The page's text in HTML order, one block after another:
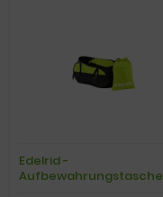
Edelrid -
Aufbewahrungstasche